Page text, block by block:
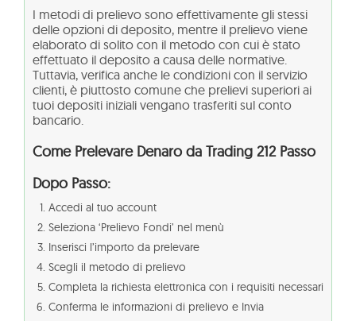
I metodi di prelievo sono effettivamente gli stessi
delle opzioni di deposito, mentre il prelievo viene
elaborato di solito con il metodo con cui è stato
effettuato il deposito a causa delle normative.
Tuttavia, verifica anche le condizioni con il servizio
clienti, è piuttosto comune che prelievi superiori ai
tuoi depositi iniziali vengano trasferiti sul conto
bancario.
Come Prelevare Denaro da Trading 212 Passo
Dopo Passo:
Accedi al tuo account
Seleziona ‘Prelievo Fondi’ nel menù
Inserisci l’importo da prelevare
Scegli il metodo di prelievo
Completa la richiesta elettronica con i requisiti necessari
Conferma le informazioni di prelievo e Invia